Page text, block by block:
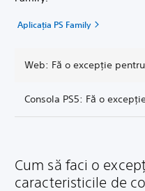
Aplicația PS Family
Web: Fă o excepție
Consola PS5: Fă o
Cum să faci o
caracteristicile de